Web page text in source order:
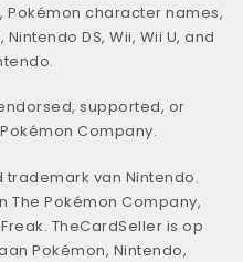
Pokémon character names,
DS, Wii, Wii U, and
supported, or
Company.
van Nintendo.
The Pokémon Company,
TheCardSeller is op
Pokémon, Nintendo,